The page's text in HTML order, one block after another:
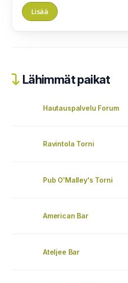
Lähimmät paikat
Hautauspalvelu Forum
Ravintola Torni
Pub O'Malley's Torni
American Bar
Ateljee Bar